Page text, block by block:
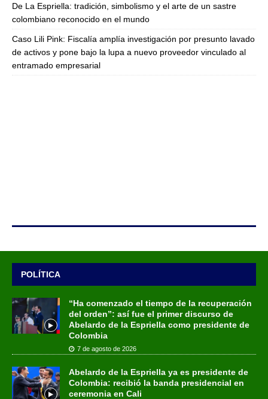
De La Espriella: tradición, simbolismo y el arte de un sastre
colombiano reconocido en el mundo
Caso Lili Pink: Fiscalía amplía investigación por presunto lavado
de activos y pone bajo la lupa a nuevo proveedor vinculado al
entramado empresarial
POLÍTICA
“Ha comenzado el tiempo de la recuperación
del orden”: así fue el primer discurso de
Abelardo de la Espriella como presidente de
Colombia
7 de agosto de 2026
Abelardo de la Espriella ya es presidente de
Colombia: recibió la banda presidencial en
ceremonia en Cali